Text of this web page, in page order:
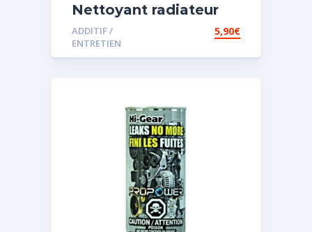
Nettoyant radiateur
ADDITIF /
ENTRETIEN
5,90€